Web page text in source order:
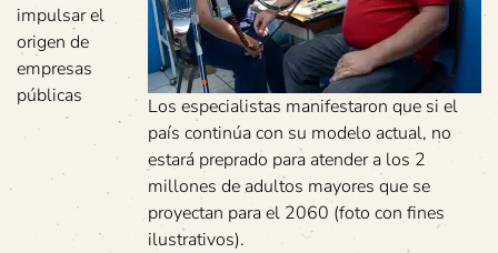
Los especialistas manifestaron que si el
país continúa con su modelo actual, no
estará preprado para atender a los 2
millones de adultos mayores que se
proyectan para el 2060 (foto con fines
ilustrativos).
impulsar el
origen de
empresas
públicas